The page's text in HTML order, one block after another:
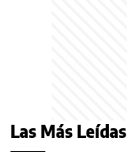
Las Más Leídas